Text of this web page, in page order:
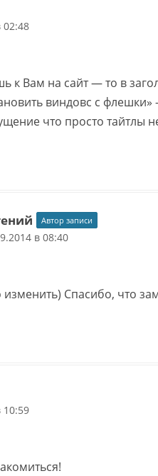
02:48
к Вам на сайт — то в
виндовс с
что просто тайтлы
Автор записи
в 08:40
Спасибо, что
10:59